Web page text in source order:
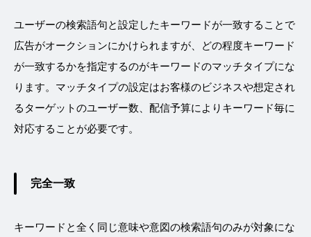
ユーザーの検索語句と設定したキーワードが一致することで
広告がオークションにかけられますが、どの程度キーワード
が一致するかを指定するのがキーワードのマッチタイプにな
ります。マッチタイプの設定はお客様のビジネスや想定され
るターゲットのユーザー数、配信予算によりキーワード毎に
対応することが必要です。
完全一致
キーワードと全く同じ意味や意図の検索語句のみが対象にな